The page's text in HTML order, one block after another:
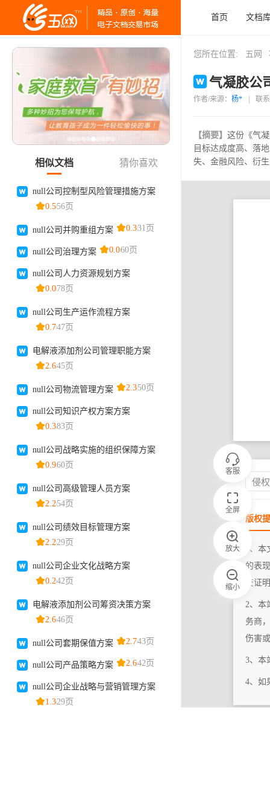
首页 文档
您所在位置: 五网
气凝胶公
作者/来源： 杨* 联
【摘要】 这份《气
目标达成度高、落
失、金融风险、衍
客服
全屏
放大
缩小
侵
版权
1、
的表
交证
2、本
务商
伤害
3、本
4、如